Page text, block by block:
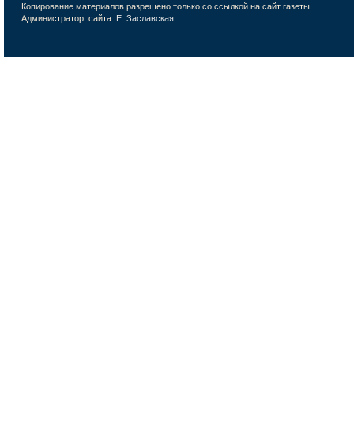
Копирование материалов разрешено только со ссылкой на сайт газеты.
Администратор сайта Е. Заславская